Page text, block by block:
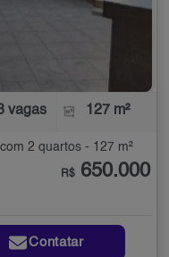
vagas 127 m²
2 quartos - 127 m²
R$ 650.000
Contatar